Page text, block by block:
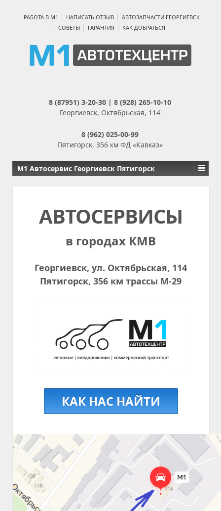
РАБОТА В М1 НАПИСАТЬ ОТЗЫВ
АВТОЗАПЧАСТИ ГЕОРГИЕВСК
СОВЕТЫ
ГАРАНТИЯ КАК ДОБРАТЬСЯ
8 (87951) 3-20-30 | 8 (928) 265-10-10
Георгиевск, Октябрьская, 114
8 (962) 025-00-99
Пятигорск, 356 км ФД «Кавказ»
М1 Автосервис Георгиевск Пятигорск
АВТОСЕРВИСЫ
в городах КМВ
Георгиевск, ул. Октябрьская, 114
Пятигорск, 356 км трассы М-29
КАК НАС НАЙТИ